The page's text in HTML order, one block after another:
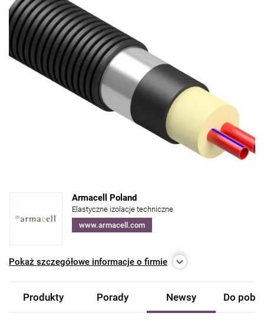
Armacell Poland
Elastyczne izolacje techniczne
www.armacell.com
Pokaż szczegółowe informacje o firmie
Produkty Porady Newsy Do